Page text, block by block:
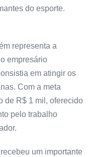
do esporte.
representa a
empresário
em atingir os
Com a meta
de R$ 1 mil, oferecido
pelo trabalho
um importante